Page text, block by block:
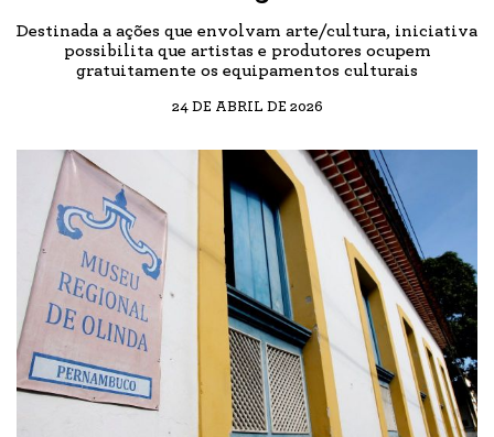
Destinada a ações que envolvam arte/cultura, iniciativa
possibilita que artistas e produtores ocupem
gratuitamente os equipamentos culturais
24 DE ABRIL DE 2026